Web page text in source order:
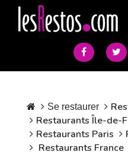
Se restaurer
Restaurants Île-de-
Restaurants Paris
Restaurants France